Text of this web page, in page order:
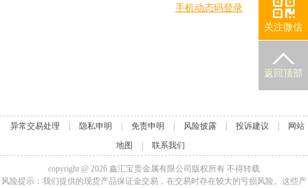
关注微信
返回顶部
手机动态码登录
异常交易处理 隐私申明 免责申明 风险披露 投诉建议
网站
地图
联系我们
copyright @ 2026 鑫汇宝贵金属有限公司版权所有 不得转载
风险提示：我们提供的现货产品保证金交易，在交易时存在较大的亏损风险。这些产